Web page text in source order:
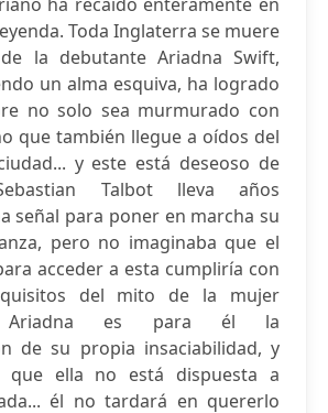
Toda Inglaterra se muere
la debutante Ariadna Swift,
un alma esquiva, ha logrado
no solo sea murmurado con
que también llegue a oídos del
y este está deseoso de
Talbot lleva años
señal para poner en marcha su
pero no imaginaba que el
acceder a esta cumpliría con
del mito de la mujer
Ariadna es para él la
de su propia insaciabilidad, y
que ella no está dispuesta a
él no tardará en quererlo